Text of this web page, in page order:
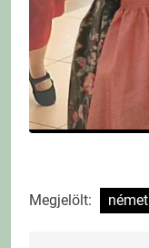
Megjelölt: német